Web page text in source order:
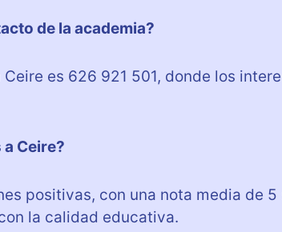
de la academia?
es 626 921 501, donde los
Ceire?
positivas, con una nota media de
la calidad educativa.